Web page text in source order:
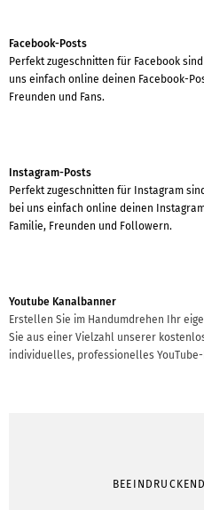
Facebook-Posts
Perfekt zugeschnitten für Facebook
uns einfach online deinen Facebook-
Freunden und Fans.
Instagram-Posts
Perfekt zugeschnitten für Instagram
bei uns einfach online deinen
Familie, Freunden und Followern.
Youtube Kanalbanner
Erstellen Sie im Handumdrehen Ihr
Sie aus einer Vielzahl unserer
individuelles, professionelles